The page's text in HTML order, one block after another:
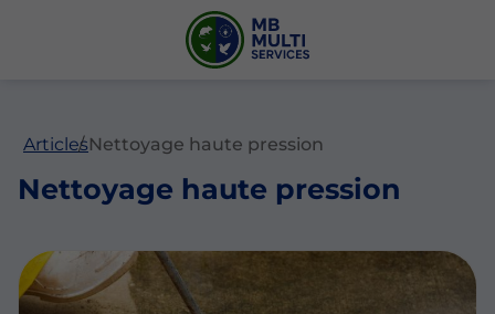
ArticlesNettoyage haute pression
Nettoyage haute pression